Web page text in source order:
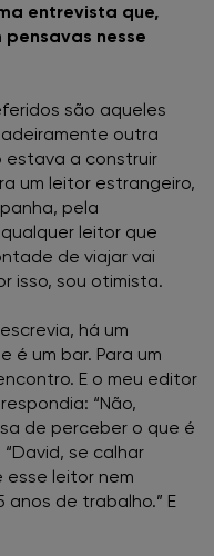
entrevista que,
nesse
são aqueles
outra
estava a construir
um leitor estrangeiro,
pela
leitor que
de viajar vai
isso, sou otimista.
há um
é um bar. Para um
E o meu editor
“Não,
de perceber o que é
se calhar
esse leitor nem
anos de trabalho.” E